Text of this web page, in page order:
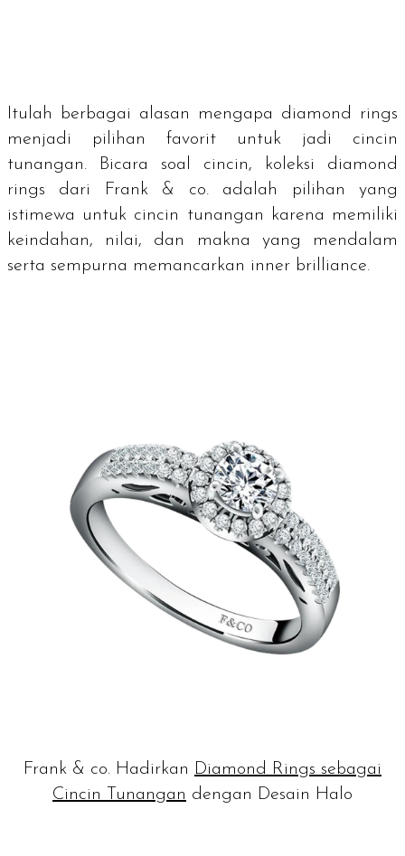
Itulah berbagai alasan mengapa diamond rings
menjadi pilihan favorit untuk jadi cincin
tunangan. Bicara soal cincin, koleksi diamond
rings dari Frank & co. adalah pilihan yang
istimewa untuk cincin tunangan karena memiliki
keindahan, nilai, dan makna yang mendalam
serta sempurna memancarkan inner brilliance.
Frank & co. Hadirkan Diamond Rings sebagai
Cincin Tunangan dengan Desain Halo